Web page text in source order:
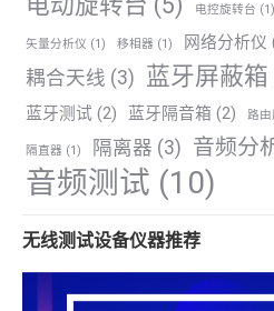
电控旋转台 (1)
矢量分析仪 (1) 移相器 (1) 网络分析仪
耦合天线 (3) 蓝牙屏蔽箱
蓝牙测试 (2) 蓝牙隔音箱 (2) 路
隔直器 (1) 隔离器 (3) 音频分
音频测试 (10)
无线测试设备仪器推荐